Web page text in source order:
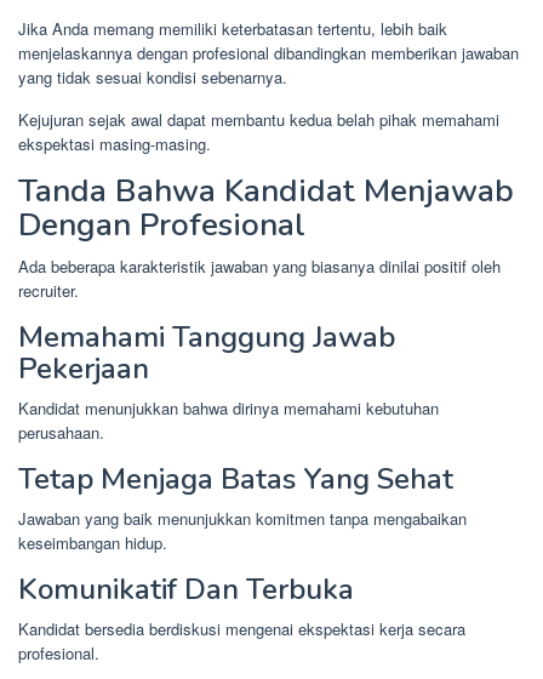
Jika Anda memang memiliki keterbatasan tertentu, lebih baik
menjelaskannya dengan profesional dibandingkan memberikan jawaban
yang tidak sesuai kondisi sebenarnya.
Kejujuran sejak awal dapat membantu kedua belah pihak memahami
ekspektasi masing-masing.
Tanda Bahwa Kandidat Menjawab
Dengan Profesional
Ada beberapa karakteristik jawaban yang biasanya dinilai positif oleh
recruiter.
Memahami Tanggung Jawab
Pekerjaan
Kandidat menunjukkan bahwa dirinya memahami kebutuhan
perusahaan.
Tetap Menjaga Batas Yang Sehat
Jawaban yang baik menunjukkan komitmen tanpa mengabaikan
keseimbangan hidup.
Komunikatif Dan Terbuka
Kandidat bersedia berdiskusi mengenai ekspektasi kerja secara
profesional.